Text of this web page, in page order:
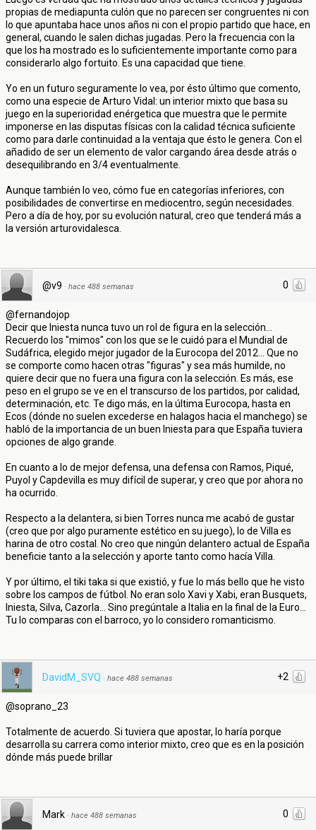
propias de mediapunta culón que no parecen ser congruentes ni con
lo que apuntaba hace unos años ni con el propio partido que hace, en
general, cuando le salen dichas jugadas. Pero la frecuencia con la
que los ha mostrado es lo suficientemente importante como para
considerarlo algo fortuito. Es una capacidad que tiene.
Yo en un futuro seguramente lo vea, por ésto último que comento,
como una especie de Arturo Vidal: un interior mixto que basa su
juego en la superioridad enérgetica que muestra que le permite
imponerse en las disputas físicas con la calidad técnica suficiente
como para darle continuidad a la ventaja que ésto le genera. Con el
añadido de ser un elemento de valor cargando área desde atrás o
desequilibrando en 3/4 eventualmente.
Aunque también lo veo, cómo fue en categorías inferiores, con
posibilidades de convertirse en mediocentro, según necesidades.
Pero a día de hoy, por su evolución natural, creo que tenderá más a
la versión arturovidalesca.
0
@v9 · hace 488 semanas
@fernandojop
Decir que Iniesta nunca tuvo un rol de figura en la selección...
Recuerdo los "mimos" con los que se le cuidó para el Mundial de
Sudáfrica, elegido mejor jugador de la Eurocopa del 2012... Que no
se comporte como hacen otras "figuras" y sea más humilde, no
quiere decir que no fuera una figura con la selección. Es más, ese
peso en el grupo se ve en el transcurso de los partidos, por calidad,
determinación, etc. Te digo más, en la última Eurocopa, hasta en
Ecos (dónde no suelen excederse en halagos hacia el manchego) se
habló de la importancia de un buen Iniesta para que España tuviera
opciones de algo grande.
En cuanto a lo de mejor defensa, una defensa con Ramos, Piqué,
Puyol y Capdevilla es muy difícil de superar, y creo que por ahora no
ha ocurrido.
Respecto a la delantera, si bien Torres nunca me acabó de gustar
(creo que por algo puramente estético en su juego), lo de Villa es
harina de otro costal. No creo que ningún delantero actual de España
beneficie tanto a la selección y aporte tanto como hacía Villa.
Y por último, el tiki taka si que existió, y fue lo más bello que he visto
sobre los campos de fútbol. No eran solo Xavi y Xabi, eran Busquets,
Iniesta, Silva, Cazorla... Sino pregúntale a Italia en la final de la Euro...
Tu lo comparas con el barroco, yo lo considero romanticismo.
+2
DavidM_SVQ · hace 488 semanas
@soprano_23
Totalmente de acuerdo. Si tuviera que apostar, lo haría porque
desarrolla su carrera como interior mixto, creo que es en la posición
dónde más puede brillar
0
Mark · hace 488 semanas